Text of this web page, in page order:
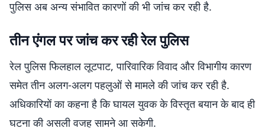
पुलिस अब अन्य संभावित कारणों की भी जांच कर रही है.
तीन एंगल पर जांच कर रही रेल पुलिस
रेल पुलिस फिलहाल लूटपाट, पारिवारिक विवाद और विभागीय कारण
समेत तीन अलग-अलग पहलुओं से मामले की जांच कर रही है.
अधिकारियों का कहना है कि घायल युवक के विस्तृत बयान के बाद ही
घटना की असली वजह सामने आ सकेगी.